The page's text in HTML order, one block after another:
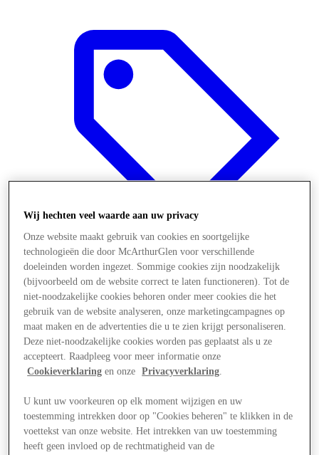
Aanbiedingen
Wij hechten veel waarde aan uw privacy
Onze website maakt gebruik van cookies en soortgelijke
technologieën die door McArthurGlen voor verschillende
doeleinden worden ingezet. Sommige cookies zijn noodzakelijk
(bijvoorbeeld om de website correct te laten functioneren). Tot de
niet-noodzakelijke cookies behoren onder meer cookies die het
gebruik van de website analyseren, onze marketingcampagnes op
maat maken en de advertenties die u te zien krijgt personaliseren.
Deze niet-noodzakelijke cookies worden pas geplaatst als u ze
accepteert. Raadpleeg voor meer informatie onze
Cookieverklaring en onze Privacyverklaring.
U kunt uw voorkeuren op elk moment wijzigen en uw
toestemming intrekken door op "Cookies beheren" te klikken in de
voettekst van onze website. Het intrekken van uw toestemming
heeft geen invloed op de rechtmatigheid van de